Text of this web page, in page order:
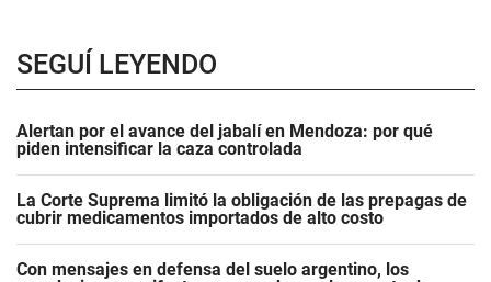
SEGUÍ LEYENDO
Alertan por el avance del jabalí en Mendoza: por qué
piden intensificar la caza controlada
La Corte Suprema limitó la obligación de las prepagas de
cubrir medicamentos importados de alto costo
Con mensajes en defensa del suelo argentino, los